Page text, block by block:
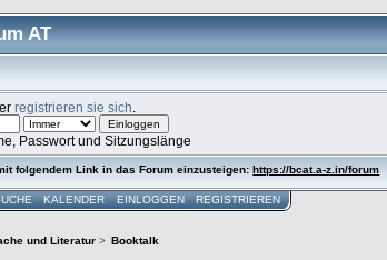
AT
registrieren sie sich
Passwort und Sitzungslänge
folgendem Link in das Forum einzusteigen:https://bcat.a-z.in/forum
KALENDER EINLOGGEN REGISTRIEREN
und Literatur> Booktalk